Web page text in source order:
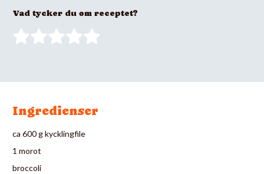
Vad tycker du om receptet?
Ingredienser
ca 600 g kycklingfile
1 morot
broccoli